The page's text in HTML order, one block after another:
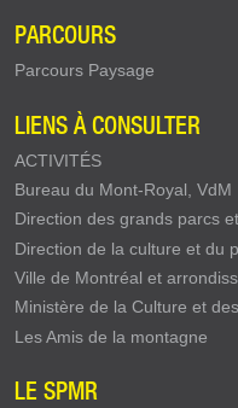
PARCOURS
Parcours Paysage
LIENS À CONSULTER
ACTIVITÉS
Bureau du Mont-Royal, VdM
Direction des grands parcs
Direction de la culture et du
Ville de Montréal et
Ministère de la Culture et
Les Amis de la montagne
LE SPMR